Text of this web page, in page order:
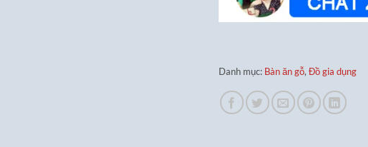
Danh mục: Bàn ăn gỗ, Đồ gia dụng